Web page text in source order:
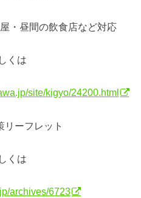
・昼間の飲食店など対応
くは
site/kigyo/24200.html
リーフレット
くは
archives/6723